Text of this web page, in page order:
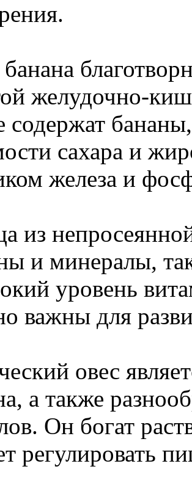
желудочно-
содержат
сахара и
железа и
из
и минералы,
уровень
важны для
овес
а также
Он богат
регулировать